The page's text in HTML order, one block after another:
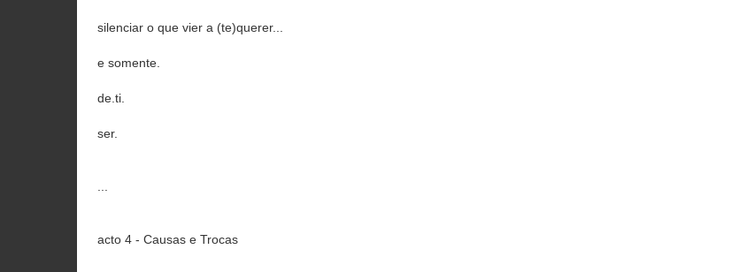
silenciar o que vier a (te)querer...
e somente.
de.ti.
ser.
acto 4 - Causas e Trocas